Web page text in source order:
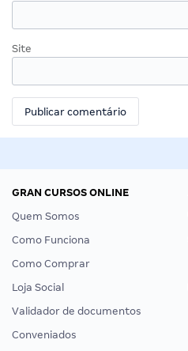
Site
GRAN CURSOS ONLINE
Quem Somos
Como Funciona
Como Comprar
Loja Social
Validador de documentos
Conveniados